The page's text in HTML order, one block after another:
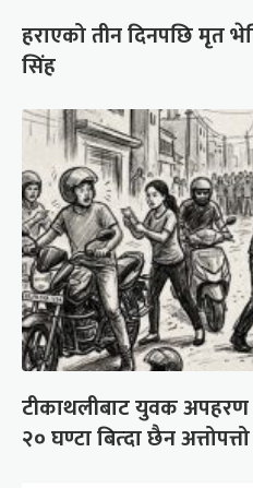
हराएको तीन दिनपछि मृत
सिंह
टीकाथलीबाट युवक अपहरण
२० घण्टा बित्दा छैन अत्तोपत्तो